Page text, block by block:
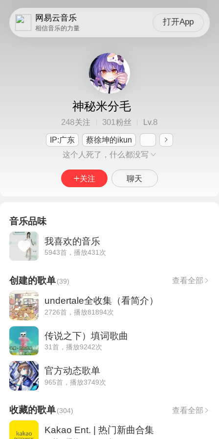
网易云音乐
相信音乐的力量
打开App
神秘米分毛
248关注 301粉丝 Lv.8
IP:广东
蔡徐坤的ikun
这个人死了，什么都没写
关注 聊天
音乐品味
我喜欢的音乐
5943首，播放431次
创建的歌单(39) 查看全部
undertale全收集（看简介）
2726首，播放81894次
传说之下）填词歌曲
31首，播放9242次
官方动态歌单
965首，播放3749次
收藏的歌单(304) 查看全部
Kakao Ent. | 热门新曲合集